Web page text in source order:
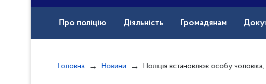
Про поліцію Діяльність Громадянам
Головна Новини Поліція встановлює особу чоловіка, який